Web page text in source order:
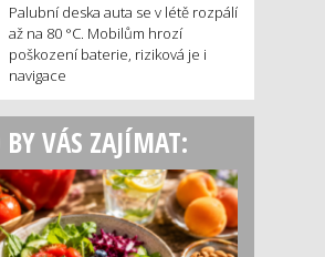
Palubní deska auta se v létě rozpálí
až na 80 °C. Mobilům hrozí
poškození baterie, riziková je i
navigace
VÁS ZAJÍMAT: